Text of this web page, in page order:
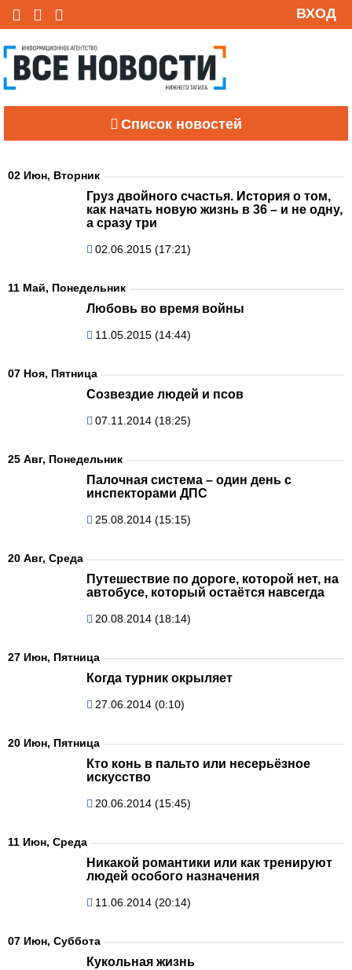
ВХОД
Список новостей
02 Июн, Вторник
Груз двойного счастья. История о том,
как начать новую жизнь в 36 – и не одну,
а сразу три
02.06.2015 (17:21)
11 Май, Понедельник
Любовь во время войны
11.05.2015 (14:44)
07 Ноя, Пятница
Созвездие людей и псов
07.11.2014 (18:25)
25 Авг, Понедельник
Палочная система – один день с
инспекторами ДПС
25.08.2014 (15:15)
20 Авг, Среда
Путешествие по дороге, которой нет, на
автобусе, который остаётся навсегда
20.08.2014 (18:14)
27 Июн, Пятница
Когда турник окрыляет
27.06.2014 (0:10)
20 Июн, Пятница
Кто конь в пальто или несерьёзное
искусство
20.06.2014 (15:45)
11 Июн, Среда
Никакой романтики или как тренируют
людей особого назначения
11.06.2014 (20:14)
07 Июн, Суббота
Кукольная жизнь